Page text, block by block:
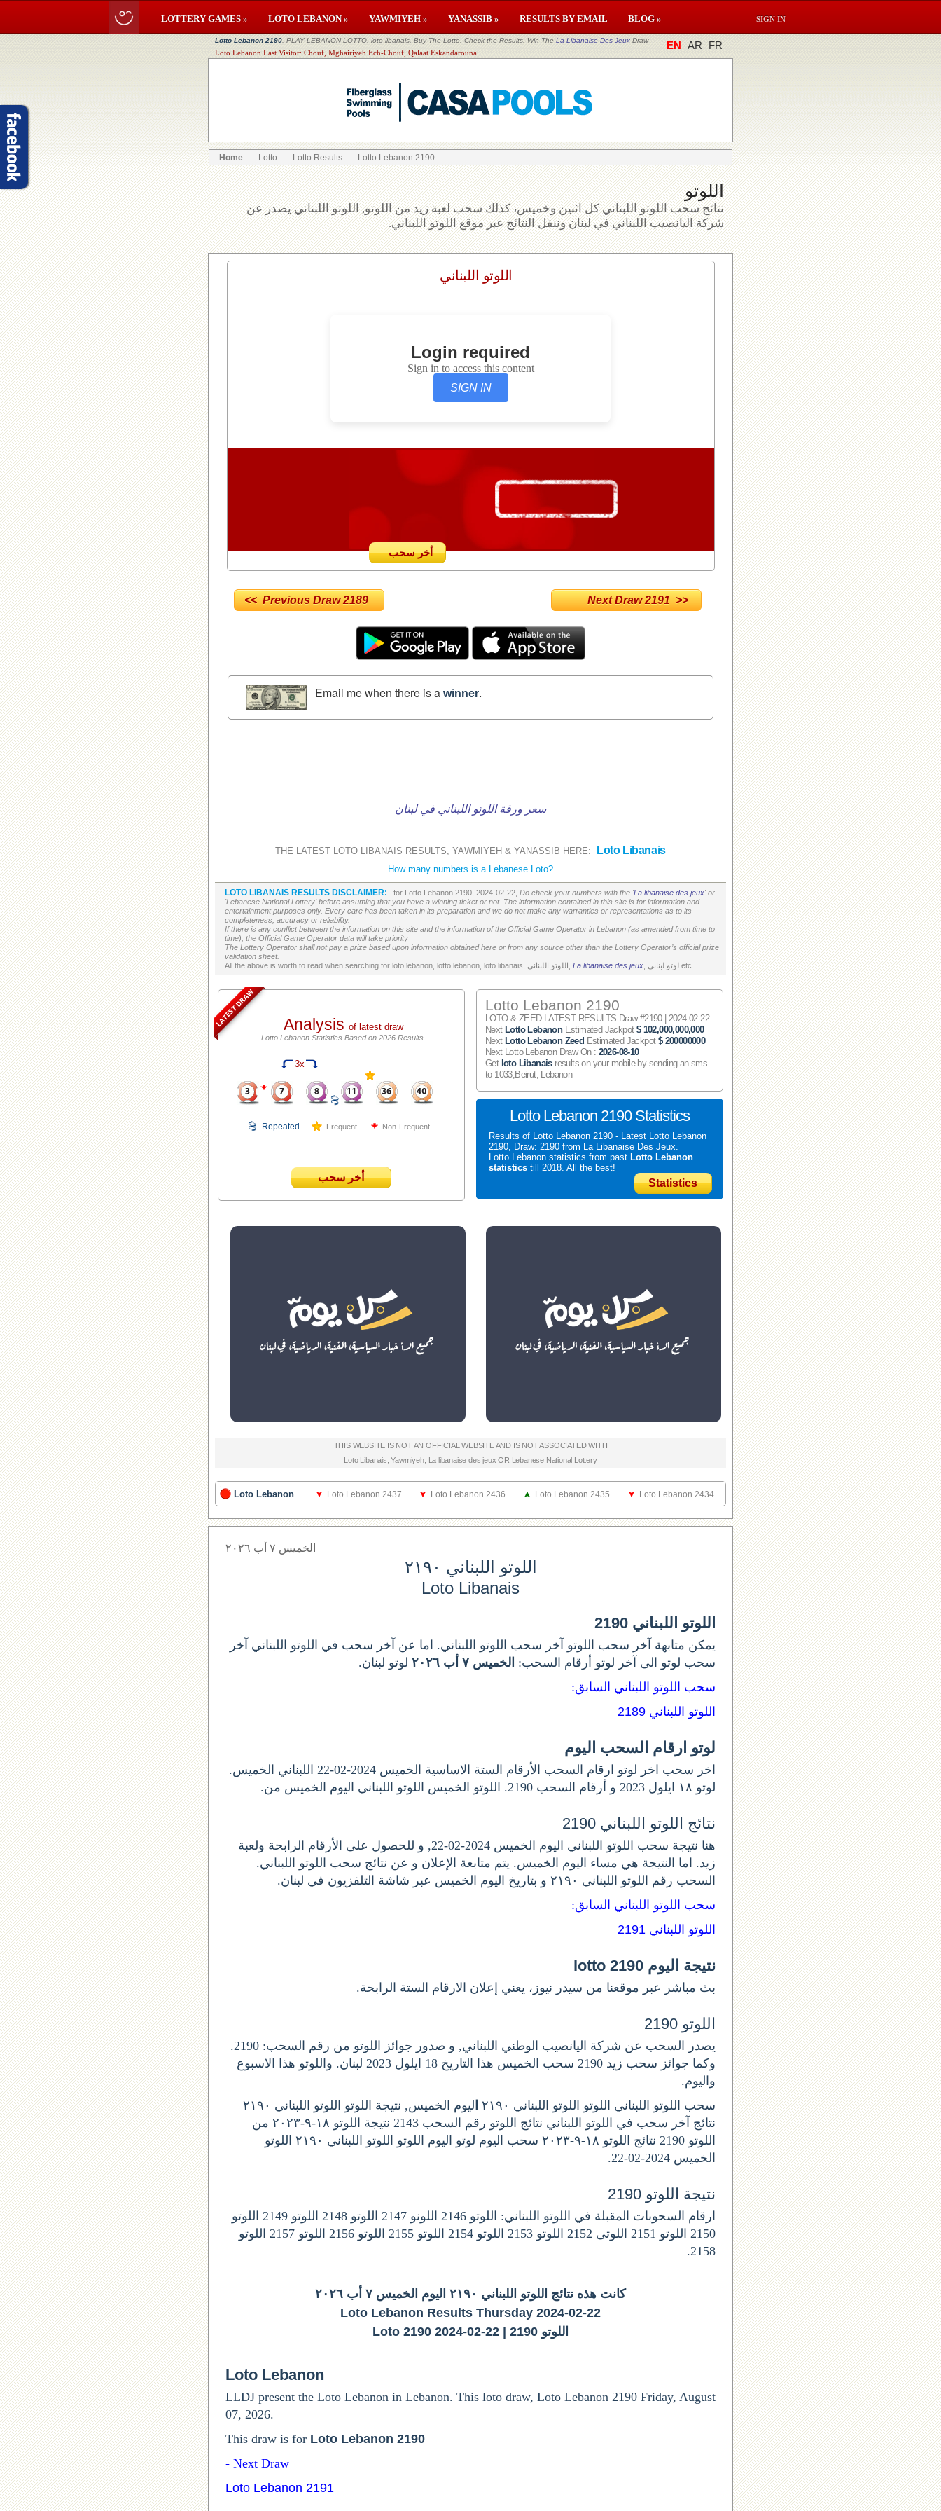
LOTTERY GAMES » LOTO LEBANON » YAWMIYEH » YANASSIB » RESULTS BY EMAIL BLOG » SIGN IN
Lotto Lebanon 2190 , PLAY LEBANON LOTTO, loto libanais, Buy The Lotto, Check the Results, Win The La Libanaise Des Jeux Draw
Loto Lebanon Last Visitor: Chouf, Mghairiyeh Ech-Chouf, Qalaat Eskandarouna
EN AR FR
Home Lotto Lotto Results Lotto Lebanon 2190
اللوتو
نتائج سحب اللوتو اللبناني كل اثنين وخميس، كذلك سحب لعبة زيد من اللوتو, اللوتو اللبناني يصدر عن
شركة اليانصيب اللبناني في لبنان وننقل النتائج عبر موقع اللوتو اللبناني.
اللوتو اللبناني
Login required
Sign in to access this content
SIGN IN
أخر سحب
<< Previous Draw 2189 Next Draw 2191 >>
Email me when there is a winner.
سعر ورقة اللوتو اللبناني في لبنان
THE LATEST LOTO LIBANAIS RESULTS, YAWMIYEH & YANASSIB HERE: Loto Libanais
How many numbers is a Lebanese Loto?
LOTO LIBANAIS RESULTS DISCLAIMER: for Lotto Lebanon 2190, 2024-02-22, Do check your numbers with the 'La libanaise des jeux' or
'Lebanese National Lottery' before assuming that you have a winning ticket or not. The information contained in this site is for information and
entertainment purposes only. Every care has been taken in its preparation and we do not make any warranties or representations as to its
completeness, accuracy or reliability.
If there is any conflict between the information on this site and the information of the Official Game Operator in Lebanon (as amended from time to
time), the Official Game Operator data will take priority
The Lottery Operator shall not pay a prize based upon information obtained here or from any source other than the Lottery Operator’s official prize
validation sheet.
La libanaise des jeux , لوتو لبناني etc..
LATEST DRAW Analysis of latest draw
Lotto Lebanon Statistics Based on 2026 Results
3x
Repeated Frequent Non-Frequent
أخر سحب
Lotto Lebanon 2190
LOTO & ZEED LATEST RESULTS Draw #2190 | 2024-02-22
Next Lotto LebanonEstimated Jackpot $ 102,000,000,000
Next Lotto Lebanon Zeed Estimated Jackpot $ 200000000
Next Lotto Lebanon Draw On : 2026-08-10
Get loto Libanaisresults on your mobile by sending an sms
to 1033,Beirut, Lebanon
Lotto Lebanon 2190 Statistics
Results of Lotto Lebanon 2190 - Latest Lotto Lebanon
2190, Draw: 2190 from La Libanaise Des Jeux.
Lotto Lebanon statistics from past Lotto Lebanon
statistics till 2018. All the best!
Statistics
THIS WEBSITE IS NOT AN OFFICIAL WEBSITE AND IS NOT ASSOCIATED WITH
Loto Libanais ,Yawmiyeh, La libanaise des jeux OR Lebanese National Lottery
Loto Lebanon Loto Lebanon 2437 Loto Lebanon 2436 Loto Lebanon 2435 Loto Lebanon 2434
الخميس ٧ أب ٢٠٢٦
اللوتو اللبناني ٢١٩٠
Loto Libanais
اللوتو اللبناني 2190
يمكن متابهة آخر سحب اللوتو آخر سحب اللوتو اللبناني. اما عن آخر سحب في اللوتو اللبناني آخر
سحب لوتو الى آخر لوتو أرقام السحب: الخميس ٧ أب ٢٠٢٦
لوتو لبنان.
سحب اللوتو اللبناني السابق:
اللوتو اللبناني 2189
لوتو ارقام السحب اليوم
اخر سحب اخر لوتو ارقام السحب الأرقام الستة الاساسية الخميس 2024-02-22 اللبناني الخميس.
لوتو ١٨ ايلول 2023 و أرقام السحب 2190. اللوتو الخميس اللوتو اللبناني اليوم الخميس من.
نتائج اللوتو اللبناني 2190
هنا نتيجة سحب اللوتو اللبناني اليوم الخميس 2024-02-22, و للحصول على الأرقام الرابحة ولعبة
زيد. اما النتيجة هي مساء اليوم الخميس. يتم متابعة الإعلان و عن نتائج سحب اللوتو اللبناني.
السحب رقم اللوتو اللبناني ٢١٩٠
و بتاريخ اليوم الخميس عبر شاشة التلفزيون في لبنان.
سحب اللوتو اللبناني السابق:
اللوتو اللبناني 2191
نتيجة اليوم lotto 2190
بث مباشر عبر موقعنا من سيدر نيوز، يعني إعلان الارقام الستة الرابحة.
اللوتو 2190
يصدر السحب عن شركة اليانصيب الوطني اللبناني, و صدور جوائز اللوتو من رقم السحب: 2190.
وكما جوائز سحب زيد 2190 سحب الخميس هذا التاريخ 18 ايلول 2023 لبنان. واللوتو هذا الاسبوع
واليوم.
سحب اللوتو اللبناني اللوتو اللوتو اللبناني ٢١٩٠
ليوم الخميس, نتيجة اللوتو اللوتو اللبناني ٢١٩٠
نتائج آخر سحب في اللوتو اللبناني نتائج اللوتو رقم السحب 2143 نتيجة اللوتو ١٨-٩-٢٠٢٣ من
اللوتو 2190 نتائج اللوتو ١٨-٩-٢٠٢٣ سحب اليوم لوتو اليوم اللوتو اللوتو اللبناني ٢١٩٠ اللوتو
الخميس 2024-02-22.
نتيجة اللوتو 2190
ارقام السحوبات المقبلة في اللوتو اللبناني: اللوتو 2146 اللونو 2147 اللوتو 2148 اللوتو 2149 اللوتو
2150 اللوتو 2151 اللوتى 2152 اللوتو 2153 اللوتو 2154 اللوتو 2155 اللوتو 2156 اللوتو 2157 اللوتو
2158.
كانت هذه نتائج اللوتو اللبناني ٢١٩٠ اليوم الخميس ٧ أب ٢٠٢٦
Loto Lebanon Results Thursday 2024-02-22
اللوتو 2190 | Loto 2190 2024-02-22
Loto Lebanon
LLDJ present the Loto Lebanon in Lebanon. This loto draw, Loto Lebanon 2190 Friday, August
07, 2026.
This draw is for Loto Lebanon 2190
Next Draw -
Loto Lebanon 2191